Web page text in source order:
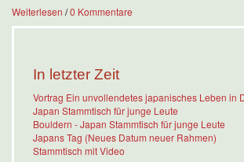
Weiterlesen /0 Kommentare
In letzter Zeit
Vortrag Ein unvollendetes japanisches Leben in
Japan Stammtisch für junge Leute
Bouldern - Japan Stammtisch für junge Leute
Japans Tag (Neues Datum neuer Rahmen)
Stammtisch mit Video